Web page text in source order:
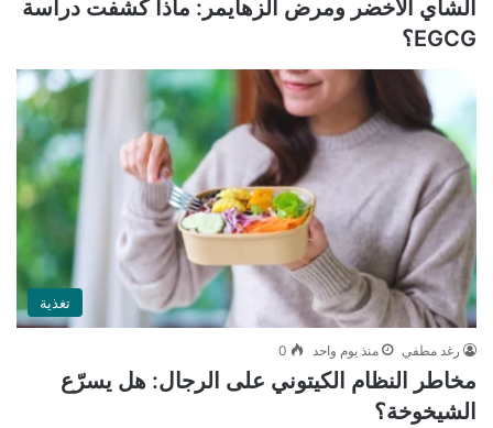
الشاي الأخضر ومرض ألزهايمر: ماذا كشفت دراسة
EGCG؟
تغذية
رغد مطفي منذ يوم واحد 0
مخاطر النظام الكيتوني على الرجال: هل يسرّع
الشيخوخة؟